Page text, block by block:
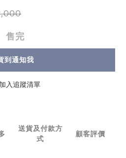
售完
到通知我
加入追蹤清單
送貨及付款方
式
顧客評價